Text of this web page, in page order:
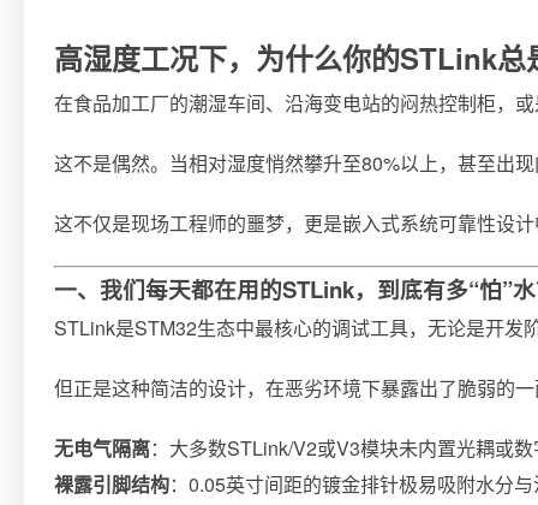
高湿度工况下，为什么你的STLink总
在食品加工厂的潮湿车间、沿海变电站的闷热控制柜，
这不是偶然。当相对湿度悄然攀升至80%以上，甚至
这不仅是现场工程师的噩梦，更是嵌入式系统可靠性设
一、我们每天都在用的STLink，到底有多“怕”
STLink是STM32生态中最核心的调试工具，无论是开
但正是这种简洁的设计，在恶劣环境下暴露出了脆弱的
无电气隔离：大多数STLink/V2或V3模块未内置光耦或
裸露引脚结构：0.05英寸间距的镀金排针极易吸附水分